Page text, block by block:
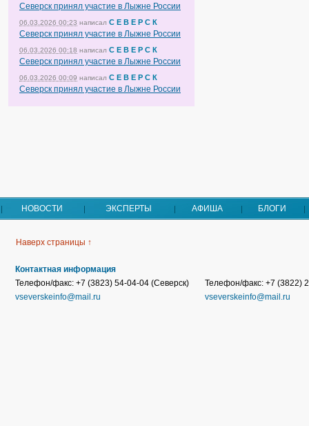
Северск принял участие в Лыжне России
06.03.2026 00:23 написал С Е В Е Р С К
Северск принял участие в Лыжне России
06.03.2026 00:18 написал С Е В Е Р С К
Северск принял участие в Лыжне России
06.03.2026 00:09 написал С Е В Е Р С К
Северск принял участие в Лыжне России
НОВОСТИ ЭКСПЕРТЫ АФИША БЛОГИ
Наверх страницы ↑
Контактная информация
Телефон/факс: +7 (3823) 54-04-04 (Северск)
vseverskeinfo@mail.ru
Телефон/факс: +7 (3822)
vseverskeinfo@mail.ru